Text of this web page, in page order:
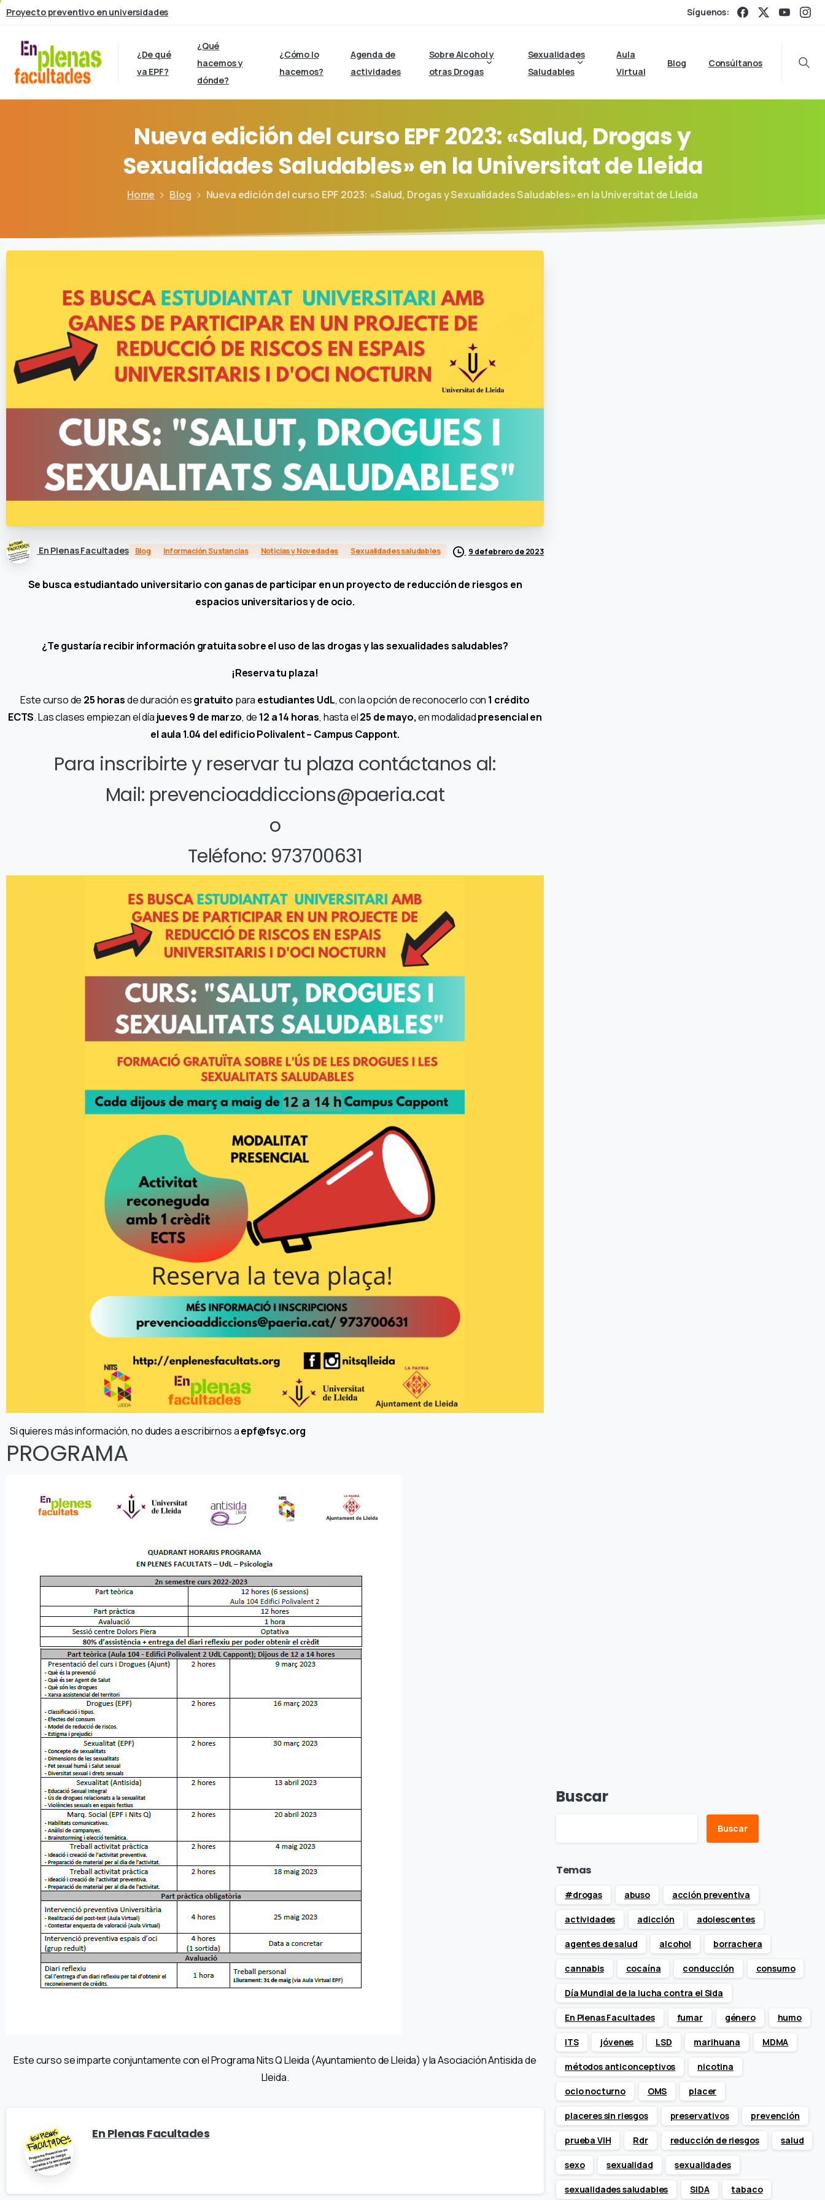
Proyecto preventivo en universidades Síguenos:
¿De qué
va EPF?
¿Qué
hacemos y
dónde?
¿Cómo lo
hacemos?
Agenda de
actividades
Sobre Alcohol y
otras Drogas
Sexualidades
Saludables
Aula
Virtual
Blog Consúltanos
NuevaedicióndelcursoEPF2023:«Salud,Drogasy
Sexualidades Saludables»en laUniversitatdeLleida
Home Blog Nueva edición del curso EPF 2023: «Salud, Drogas y Sexualidades Saludables» en la Universitat de Lleida
En Plenas Facultades Blog Información Sustancias Noticias y Novedades Sexualidades saludables 9 de febrero de 2023
Se busca estudiantado universitario con ganas de participar en un proyecto de reducción de riesgos en
espacios universitarios y de ocio.
¿Te gustaría recibir información gratuita sobre el uso de las drogas y las sexualidades saludables?
¡Reserva tu plaza!
Este curso de 25 horasde duración esgratuito para estudiantes UdL, con la opción de reconocerlo con 1 crédito
ECTS. Las clases empiezan el día jueves 9 de marzo, de 12 a 14 horas, hasta el25 de mayo,en modalidadpresencial en
el aula 1.04 del edificio Polivalent – Campus Cappont.
Para inscribirte y reservar tu plaza contáctanos al:
Mail: prevencioaddiccions@paeria.cat
o
Teléfono: 973700631
Si quieres más información, no dudes a escribirnos aepf@fsyc.org
PROGRAMA
Este curso se imparte conjuntamente con el Programa Nits Q Lleida (Ayuntamiento de Lleida) y la Asociación Antisida de
Lleida.
En Plenas Facultades
Buscar
Buscar
Temas
#drogas abuso acción preventiva
actividades adicción adolescentes
agentes de salud alcohol borrachera
cannabis cocaína conducción consumo
Día Mundial de la lucha contra el Sida
En Plenas Facultades fumar género humo
ITS jóvenes LSD marihuana MDMA
métodos anticonceptivos nicotina
ocio nocturno OMS placer
placeres sin riesgos preservativos prevención
prueba VIH Rdr reducción de riesgos salud
sexo sexualidad sexualidades
sexualidades saludables SIDA tabaco